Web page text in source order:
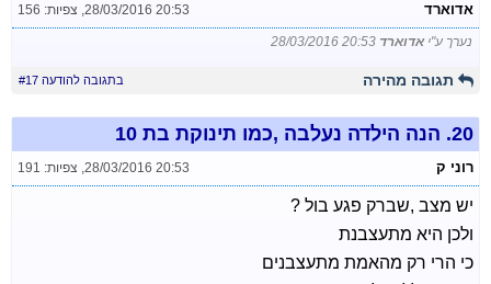
אדוארד 28/03/2016 20:53
, צפיות: 156
נערך ע"יאדוארד 28/03/2016 20:53
תגובה מהירה בתגובה להודעה #17
20. הנה הילדה נעלבה ,כמו תינוקת בת 10
רוני ק 28/03/2016 20:53
, צפיות: 191
יש מצב ,שברק פגע בול ?
ולכן היא מתעצבנת
כי הרי רק מהאמת מתעצבנים